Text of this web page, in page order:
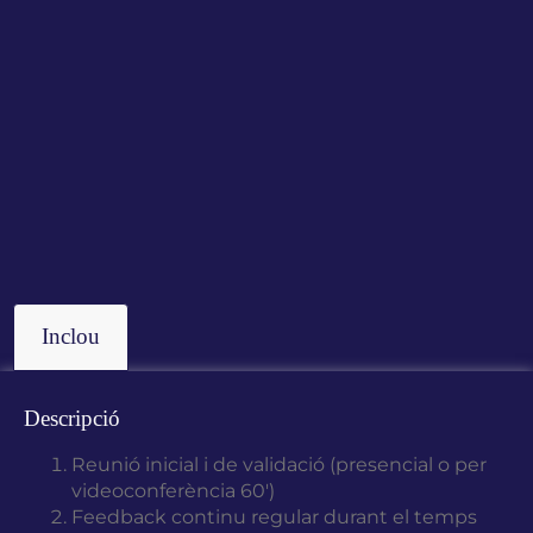
Inclou
Descripció
Reunió inicial i de validació (presencial o per
videoconferència 60′)
Feedback continu regular durant el temps